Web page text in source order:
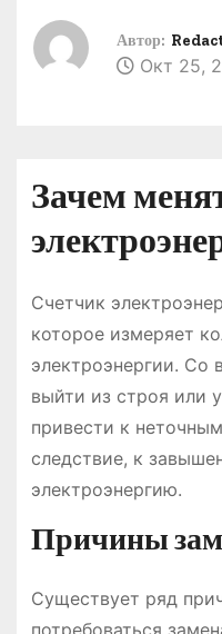
Автор:
Окт 25,
Зачем
Счетчик
которое измеряет
электроэнергии. Со
выйти из строя или
привести к
следствие, к
электроэнергию.
Причины
Существует ряд
потребоваться